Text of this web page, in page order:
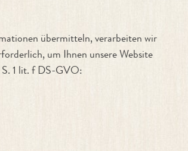
übermitteln, verarbeiten wir
um Ihnen unsere Website
S. 1 lit. f DS-GVO: